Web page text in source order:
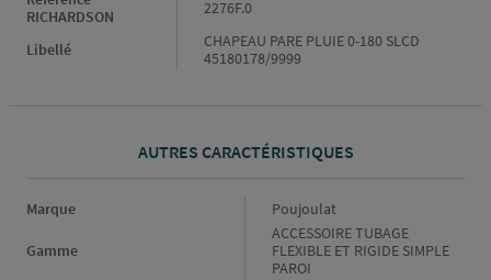
RICHARDSON
2276F.0
Libellé
CHAPEAU PARE PLUIE 0-180 SLCD
45180178/9999
AUTRES CARACTÉRISTIQUES
Marque Marque
Poujoulat
Gamme
Gamme
ACCESSOIRE TUBAGE
FLEXIBLE ET RIGIDE SIMPLE
PAROI